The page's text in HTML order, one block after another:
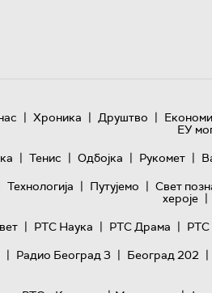
| Хроника | Друштво |
ЕУ
| Тенис | Одбојка | Рукомет |
Технологијa | Путујемо | Свет
хероје |
| РТС Наука | РТС Драма | РТС
| Радио Београд 3 | Београд 202 |